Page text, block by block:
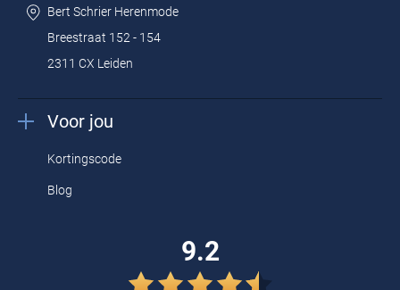
Bert Schrier Herenmode
Breestraat 152 - 154
2311 CX Leiden
Voor jou
Kortingscode
Blog
9.2